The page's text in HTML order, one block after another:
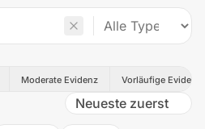
Moderate Evidenz Vorläufige Evidenz